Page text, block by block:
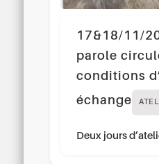
17&18/11/
parole
conditions
échange
Deux jours